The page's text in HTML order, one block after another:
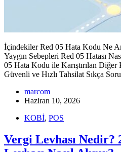
İçindekiler Red 05 Hata Kodu Ne
Yaygın Sebepleri Red 05 Hatası
05 Hata Kodu ile Karıştırılan
Güvenli ve Hızlı Tahsilat Sıkça
marcom
Haziran 10, 2026
KOBİ, POS
Vergi Levhası Nedir?